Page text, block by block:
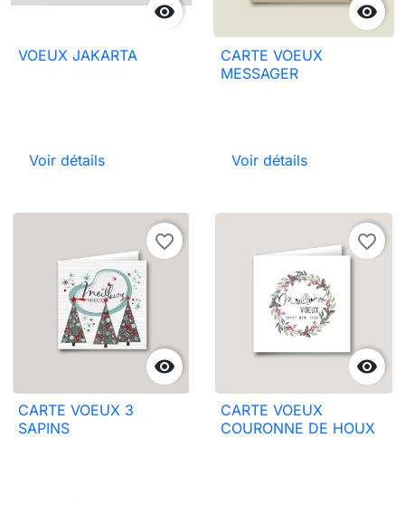

VOEUX JAKARTA
Voir détails

CARTE VOEUX
MESSAGER
Voir détails

favorite_border
CARTE VOEUX 3
SAPINS

favorite_border
CARTE VOEUX
COURONNE DE HOUX